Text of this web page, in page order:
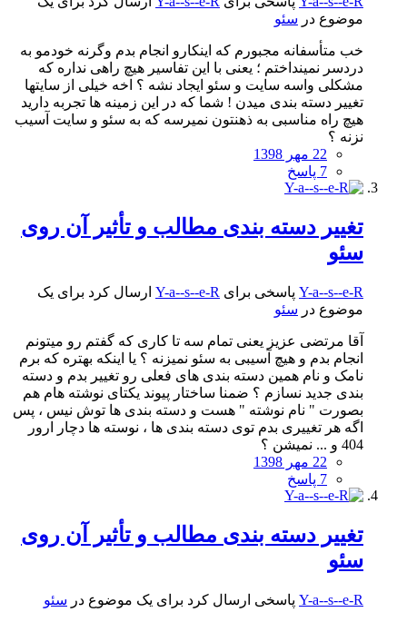
موضوع در سئو
خب متأسفانه مجبورم که اینکارو انجام بدم وگرنه خودمو به
دردسر نمینداختم ؛ یعنی با این تفاسیر هیچ راهی نداره که
مشکلی واسه سایت و سئو ایجاد نشه ؟ اخه خیلی از سایتها
تغییر دسته بندی میدن ! شما که در این زمینه ها تجربه دارید
هیچ راه مناسبی به ذهنتون نمیرسه که به سئو و سایت آسیب
نزنه ؟
22 مهر 1398
7 پاسخ
تغییر دسته بندی مطالب و تأثیر آن روی
سئو
Y-a--s--e-R پاسخی برای Y-a--s--e-R ارسال کرد برای یک
موضوع در سئو
آقا مرتضی عزیز یعنی تمام سه تا کاری که گفتم رو میتونم
انجام بدم و هیچ آسیبی به سئو نمیزنه ؟ یا اینکه بهتره که برم
نامک و نام همین دسته بندی های فعلی رو تغییر بدم و دسته
بندی جدید نسازم ؟ ضمنا ساختار پیوند یکتای نوشته هام هم
بصورت " نام نوشته " هست و دسته بندی ها توش نیس ، پس
اگه هر تغییری بدم توی دسته بندی ها ، نوسته ها دچار ارور
404 و ... نمیشن ؟
22 مهر 1398
7 پاسخ
تغییر دسته بندی مطالب و تأثیر آن روی
سئو
Y-a--s--e-R پاسخی ارسال کرد برای یک موضوع در سئو